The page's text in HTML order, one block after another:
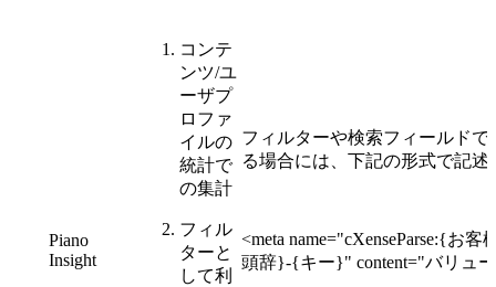
Piano
Insight
コンテ
ンツ/ユ
ーザプ
ロファ
イルの
統計で
の集計
フィル
ターと
して利
フィルターや検索フィールドで
る場合には、下記の形式で記述
<meta name="cXenseParse:{お
頭辞}-{キー}" content="バリュ